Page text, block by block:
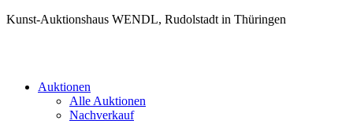
Kunst-Auktionshaus WENDL, Rudolstadt in Thüringen
Auktionen
Alle Auktionen
Nachverkauf